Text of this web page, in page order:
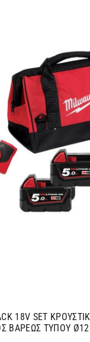
18V SET
ΒΑΡΕΩΣ ΤΥΠΟΥ